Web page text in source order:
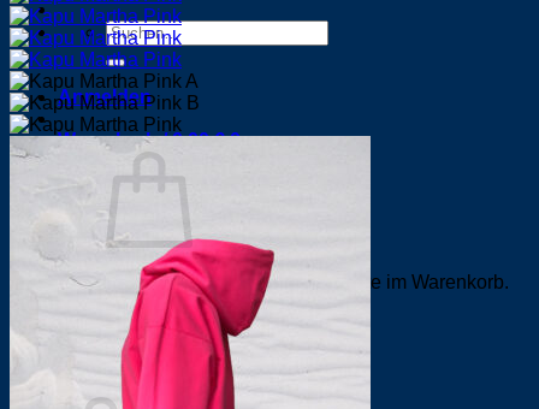
Suchen
nach:
Anmelden
Warenkorb /0,00€ 0
Es befinden sich keine Produkte im Warenkorb.
Zurück zum Shop
Warenkorb